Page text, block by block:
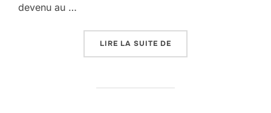
devenu au …
LIRE LA SUITE DE